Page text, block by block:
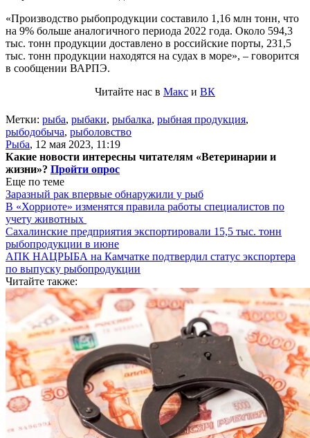
«Производство рыбопродукции составило 1,16 млн тонн, что
на 9% больше аналогичного периода 2022 года. Около 594,3
тыс. тонн продукции доставлено в российские порты, 231,5
тыс. тонн продукции находятся на судах в море», – говорится
в сообщении ВАРПЭ.
Читайте нас в Макс и ВК
Метки: рыба, рыбаки, рыбалка, рыбная продукция,
рыбодобыча, рыболовство
Рыба, 12 мая 2023, 11:19
Какие новости интересны читателям «Ветеринарии и
жизни»? Пройти опрос
Еще по теме
Заразный рак впервые обнаружили у рыб
В «Хорриоте» изменятся правила работы специалистов по
учету животных
Сахалинские предприятия экспортировали 15,5 тыс. тонн
рыбопродукции в июне
АПК НАЦРЫБА на Камчатке подтвердил статус экспортера
по выпуску рыбопродукции
Читайте также: